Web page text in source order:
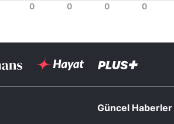
Güncel Haberler